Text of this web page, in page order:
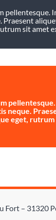
pellentesque.
Praesent
sit amet
neque.
eget, rutrum
Fort – 31320